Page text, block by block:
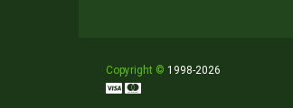
Copyright © 1998-2026